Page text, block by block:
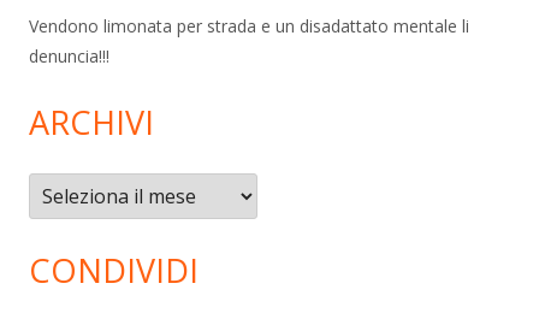
Vendono limonata per strada e un disadattato mentale li
denuncia!!!
ARCHIVI
Archivi
CONDIVIDI